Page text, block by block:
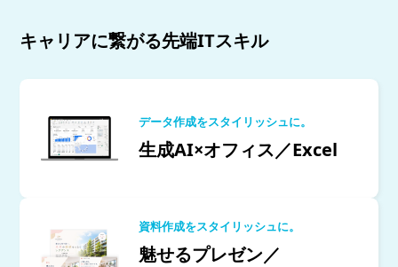
キャリアに繋がる先端ITスキル
データ作成をスタイリッシュに。
生成AI×オフィス／Excel
資料作成をスタイリッシュに。
魅せるプレゼン／